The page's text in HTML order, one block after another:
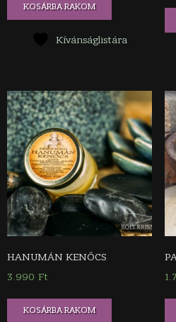
KOSÁRBA RAKOM
Kívánságlistára
HANUMÁN KENŐCS
3.990 Ft
KOSÁRBA RAKOM